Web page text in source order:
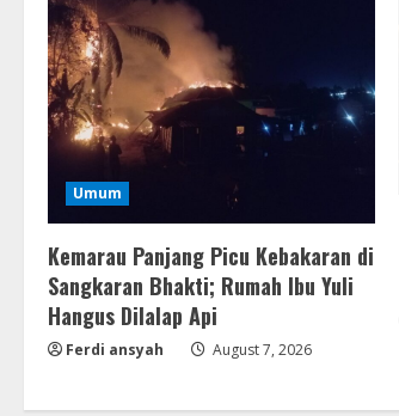
Umum
Kemarau Panjang Picu Kebakaran di
Sangkaran Bhakti; Rumah Ibu Yuli
Hangus Dilalap Api
Ferdi ansyah August 7, 2026